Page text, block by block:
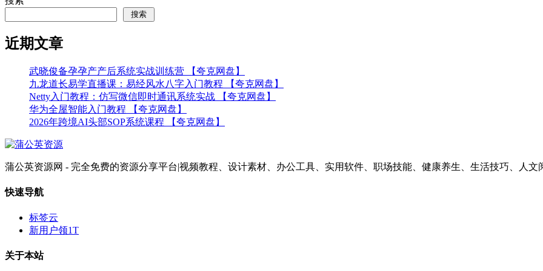
搜索
近期文章
武晓俊备孕孕产产后系统实战训练营 【夸克网盘】
九龙道长易学直播课：易经风水八字入门教程 【夸克网盘】
Netty入门教程：仿写微信即时通讯系统实战 【夸克网盘】
华为全屋智能入门教程 【夸克网盘】
2026年跨境AI头部SOP系统课程 【夸克网盘】
蒲公英资源网 - 完全免费的资源分享平台|视频教程、设计素材、办公工具、实用软件、职场技能、健康养生、生活技巧、人文
快速导航
标签云
新用户领1T
关于本站